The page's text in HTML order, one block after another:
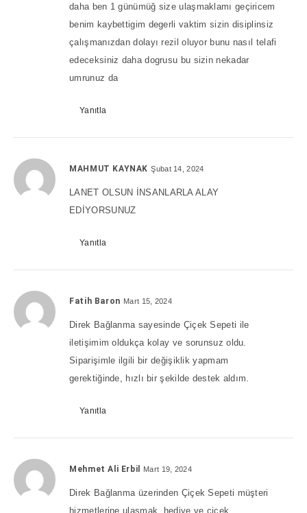
daha ben 1 günümüğ size ulaşmaklamı geçiricem
benim kaybettigim degerli vaktim sizin disiplinsiz
çalışmanızdan dolayı rezil oluyor bunu nasıl telafi
edeceksiniz daha dogrusu bu sizin nekadar
umrunuz da
Yanıtla
MAHMUT KAYNAK Şubat 14, 2024
LANET OLSUN İNSANLARLA ALAY
EDİYORSUNUZ
Yanıtla
Fatih Baron Mart 15, 2024
Direk Bağlanma sayesinde Çiçek Sepeti ile
iletişimim oldukça kolay ve sorunsuz oldu.
Siparişimle ilgili bir değişiklik yapmam
gerektiğinde, hızlı bir şekilde destek aldım.
Yanıtla
Mehmet Ali Erbil Mart 19, 2024
Direk Bağlanma üzerinden Çiçek Sepeti müşteri
hizmetlerine ulaşmak, hediye ve çiçek